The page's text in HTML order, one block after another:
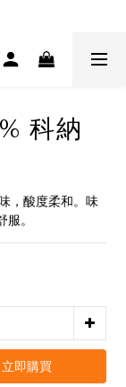
科納
，酸度柔和。味
。
立即購買